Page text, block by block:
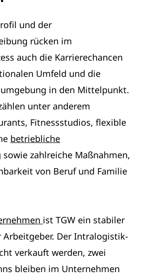
und der
rücken im
auch die Karrierechancen
Umfeld und die
in den Mittelpunkt.
unter anderem
Fitnessstudios, flexible
betriebliche
sowie zahlreiche Maßnahmen,
von Beruf und Familie
ist TGW ein stabiler
Arbeitgeber. Der Intralogistik-
verkauft werden, zwei
bleiben im Unternehmen